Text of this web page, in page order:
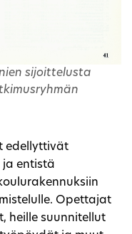
sijoittelusta
edellyttivät
entistä
Opettajat
heille suunnitellut